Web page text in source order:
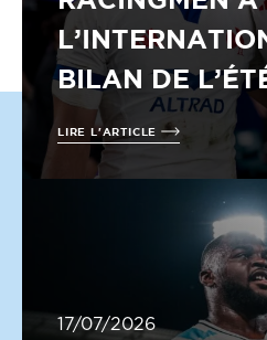
BILAN DE
LIRE L'ARTICLE
17/07/2026